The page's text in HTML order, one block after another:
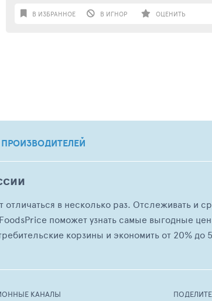
В ИЗБРАННОЕ В ИГНОР ОЦЕНИТЬ
в несколько раз. Отслеживать и
поможет узнать самые выгодные
корзины и экономить от 20% до
КАНАЛЫ